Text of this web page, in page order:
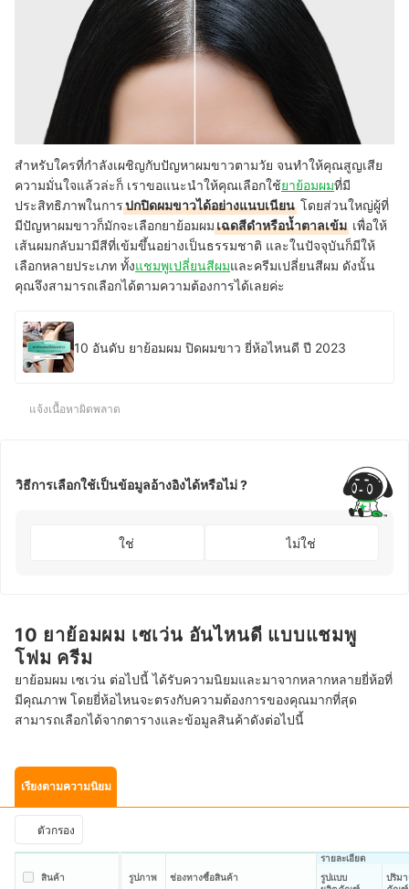
สำหรับใครที่กำลังเผชิญกับปัญหาผมขาวตามวัย จนทำให้คุณสูญเสีย
ความมั่นใจแล้วล่ะก็ เราขอแนะนำให้คุณเลือกใช้ยาย้อมผมที่มี
ประสิทธิภาพในการปกปิดผมขาวได้อย่างแนบเนียน โดยส่วนใหญ่ผู้ที่
มีปัญหาผมขาวก็มักจะเลือกยาย้อมผมเฉดสีดำหรือน้ำตาลเข้ม เพื่อให้
เส้นผมกลับมามีสีที่เข้มขึ้นอย่างเป็นธรรมชาติ และในปัจจุบันก็มีให้
เลือกหลายประเภท ทั้งแชมพูเปลี่ยนสีผมและครีมเปลี่ยนสีผม ดังนั้น
คุณจึงสามารถเลือกได้ตามความต้องการได้เลยค่ะ
10 อันดับ ยาย้อมผม ปิดผมขาว ยี่ห้อไหนดี ปี 2023
แจ้งเนื้อหาผิดพลาด
วิธีการเลือกใช้เป็นข้อมูลอ้างอิงได้หรือไม่ ?
ใช่ ไม่ใช่
10 ยาย้อมผม เซเว่น อันไหนดี แบบแชมพู
โฟม ครีม
ยาย้อมผม เซเว่น ต่อไปนี้ ได้รับความนิยมและมาจากหลากหลายยี่ห้อที่
มีคุณภาพ โดยยี่ห้อไหนจะตรงกับความต้องการของคุณมากที่สุด
สามารถเลือกได้จากตารางและข้อมูลสินค้าดังต่อไปนี้
เรียงตามความนิยม
ตัวกรอง
สินค้า รูปภาพ ช่องทางซื้อสินค้า
รายละเอียด
รูปแบบ
ปริม